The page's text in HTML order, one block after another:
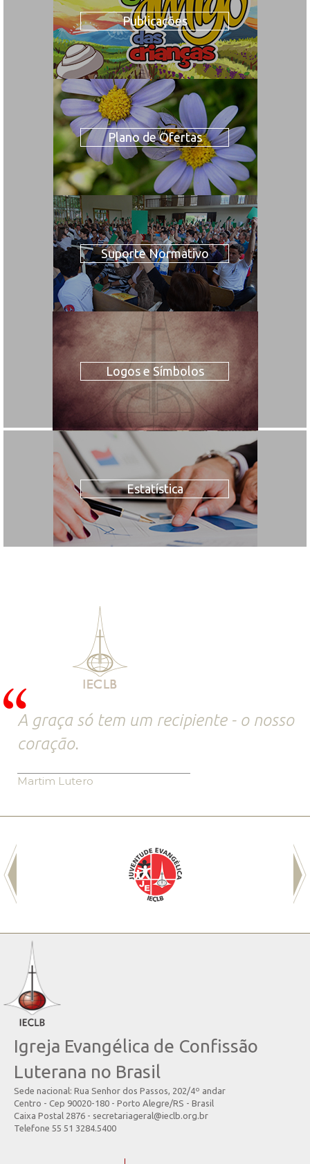
Publicações
Plano de Ofertas
Suporte Normativo
Logos e Símbolos
Estatística
A graça só tem um recipiente - o nosso
coração.
Martim Lutero
Igreja Evangélica de Confissão
Luterana no Brasil
Sede nacional: Rua Senhor dos Passos, 202/4º andar
Centro - Cep 90020-180 - Porto Alegre/RS - Brasil
Caixa Postal 2876 - secretariageral@ieclb.org.br
Telefone 55 51 3284.5400